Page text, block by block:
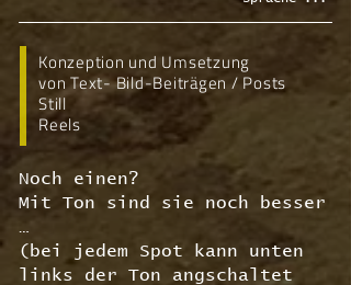
Konzeption und Umsetzung
von Text- Bild-Beiträgen / Posts
Still
Reels
Noch einen?
Mit Ton sind sie noch besser
(bei jedem Spot kann unten
links der Ton angschaltet